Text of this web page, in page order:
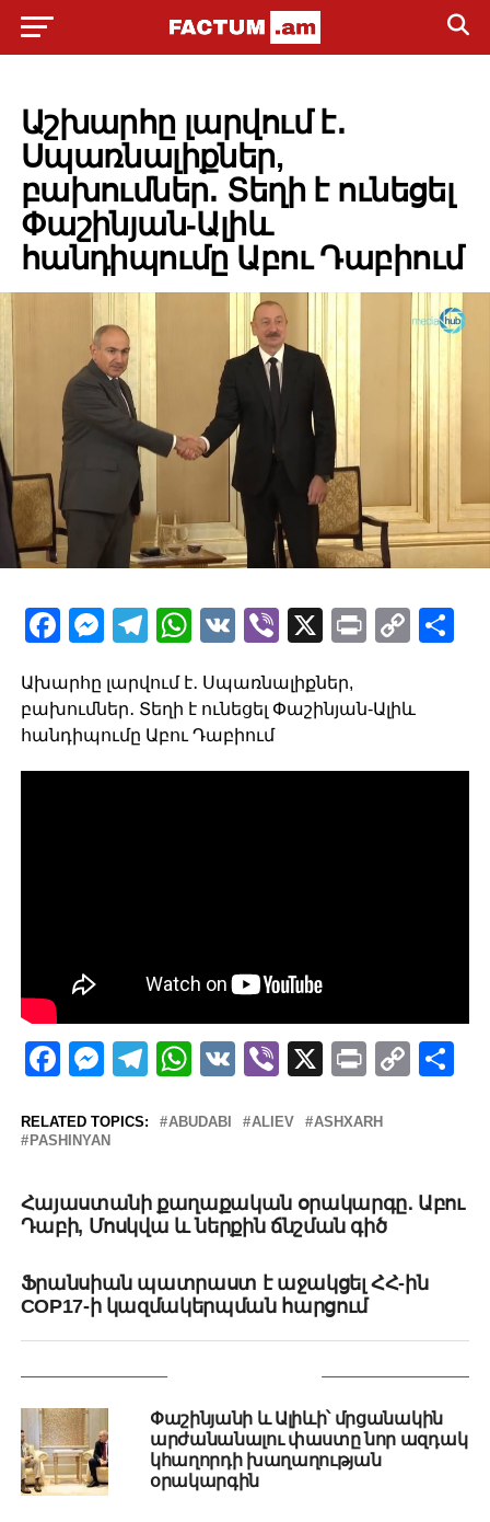
Աշխարհը լարվում է․
Սպառնալիքներ,
բախումներ․ Տեղի է ունեցել
Փաշինյան-Ալիև
հանդիպումը Աբու Դաբիում
Facebook
Messenger
Telegram
WhatsApp
VKViber
X PrintCopy
Ախարհը լարվում է․ Սպառնալիքներ,
բախումներ․ Տեղի է ունեցել Փաշինյան-Ալիև
հանդիպումը Աբու Դաբիում
Facebook
Messenger
Telegram
WhatsApp
VKViber
X PrintCopy
RELATED TOPICS: ABUDABI ALIEV
ASHXARH
PASHINYAN
Հայաստանի քաղաքական օրակարգը․ Աբու
Դաբի, Մոսկվա և ներքին ճնշման գիծ
Ֆրանսիան պատրաստ է աջակցել ՀՀ-ին
COP17-ի կազմակերպման հարցում
Փաշինյանի և Ալիևի՝ մրցանակին
արժանանալու փաստը նոր ազդակ
կհաղորդի խաղաղության
օրակարգին